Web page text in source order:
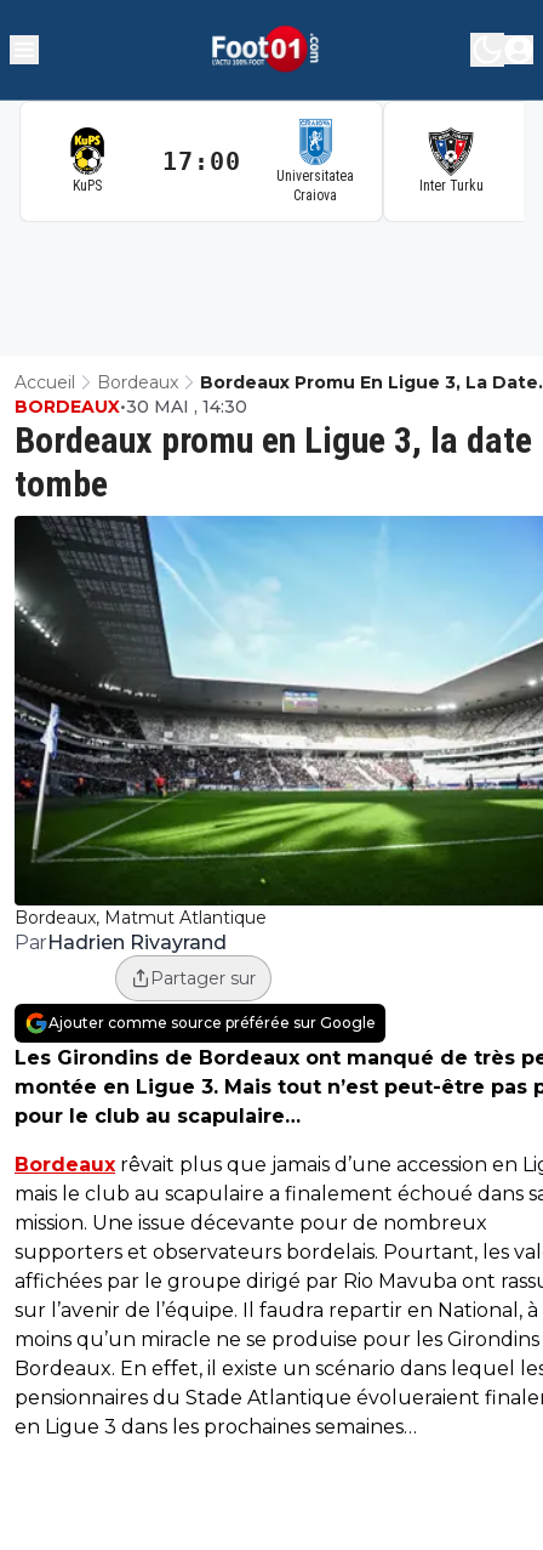
KuPS
17:00
Universitatea
Craiova
Inter Turku
Accueil Bordeaux
Bordeaux Promu En Ligue 3, La Date
Tombe
Bordeaux, Matmut Atlantique
Bordeaux promu en Ligue 3, la date
tombe
BORDEAUX•30 MAI , 14:30
ParHadrien Rivayrand
Partager sur
Ajouter comme source préférée sur Google
Les Girondins de Bordeaux ont manqué de très
montée en Ligue 3. Mais tout n’est peut-être pas
pour le club au scapulaire…
Bordeaux rêvait plus que jamais d’une accession en
mais le club au scapulaire a finalement échoué dans
mission. Une issue décevante pour de nombreux
supporters et observateurs bordelais. Pourtant, les
affichées par le groupe dirigé par Rio Mavuba ont
sur l’avenir de l’équipe. Il faudra repartir en National, à
moins qu’un miracle ne se produise pour les
Bordeaux. En effet, il existe un scénario dans lequel
pensionnaires du Stade Atlantique évolueraient
en Ligue 3 dans les prochaines semaines…